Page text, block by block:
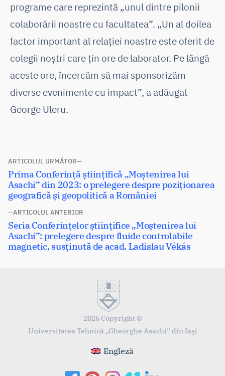
programe care reprezintă „unul dintre pilonii
colaborării noastre cu facultatea”. „Un al doilea
factor important al relației noastre este oferit de
colegii noștri care țin ore de laborator. Pe lângă
aceste ore, încercăm să mai sponsorizăm
diverse evenimente cu impact”, a adăugat
George Uleru.
Navigare
în
articole
ARTICOLUL ANTERIOR
Articolul
anterior:
Seria Conferințelor științifice „Moștenirea lui
Asachi”: prelegere despre fluide controlabile
magnetic, susținută de acad. Ladislau Vékás
ARTICOLUL URMĂTOR
Articolul
următor:
Prima Conferință științifică „Moștenirea lui
Asachi” din 2023: o prelegere despre poziționarea
geografică și geopolitică a României
2026 Copyright ©
Universitatea Tehnică „Gheorghe Asachi” din Iaşi
Engleză